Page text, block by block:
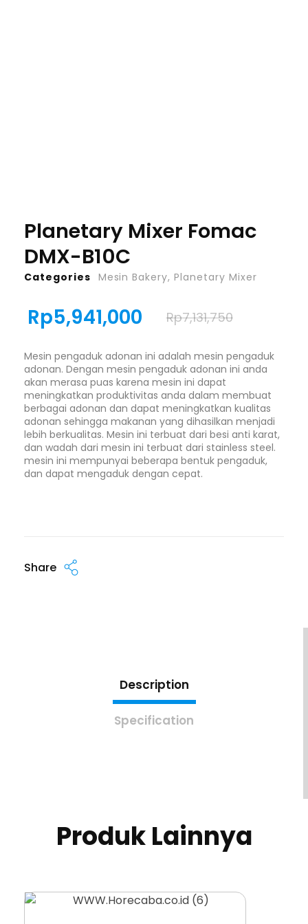
Planetary Mixer Fomac
DMX-B10C
Rp5,941,000 Rp7,131,750
Mesin pengaduk adonan ini adalah mesin pengaduk
adonan. Dengan mesin pengaduk adonan ini anda
akan merasa puas karena mesin ini dapat
meningkatkan produktivitas anda dalam membuat
berbagai adonan dan dapat meningkatkan kualitas
adonan sehingga makanan yang dihasilkan menjadi
lebih berkualitas. Mesin ini terbuat dari besi anti karat,
dan wadah dari mesin ini terbuat dari stainless steel.
mesin ini mempunyai beberapa bentuk pengaduk,
dan dapat mengaduk dengan cepat.
Share
Categories Mesin Bakery,Planetary Mixer
Description
Specification
Produk Lainnya